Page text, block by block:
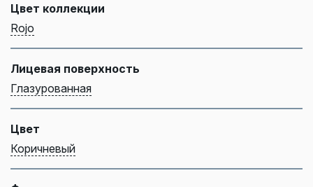
Цвет коллекции
Rojo
Лицевая поверхность
Глазурованная
Цвет
Коричневый